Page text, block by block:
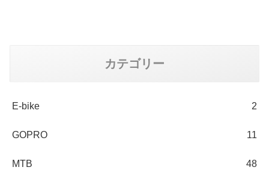
カテゴリー
E-bike 2
GOPRO 11
MTB 48